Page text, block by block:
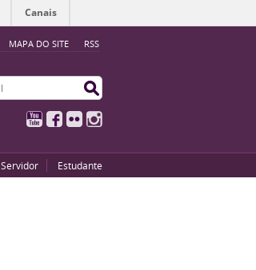
MAPA DO SITE RSS
Canais
YouTubeFacebook
Flickr
Servidor Estudante